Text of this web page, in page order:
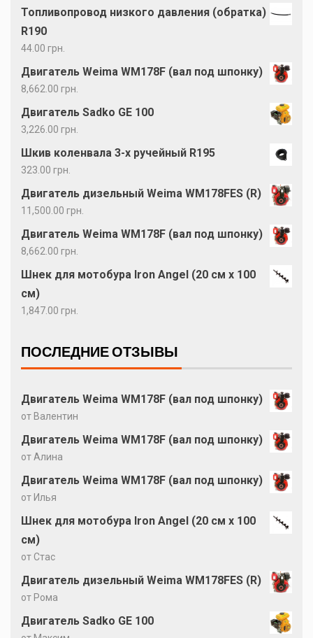
Топливопровод низкого давления (обратка)
R190
44.00 грн.
Двигатель Weima WM178F (вал под шпонку)
8,662.00 грн.
Двигатель Sadko GE 100
3,226.00 грн.
Шкив коленвала 3-х ручейный R195
323.00 грн.
Двигатель дизельный Weima WM178FES (R)
11,500.00 грн.
Двигатель Weima WM178F (вал под шпонку)
8,662.00 грн.
Шнек для мотобура Iron Angel (20 см х 100
см)
1,847.00 грн.
ПОСЛЕДНИЕ ОТЗЫВЫ
Двигатель Weima WM178F (вал под шпонку)
от Валентин
Двигатель Weima WM178F (вал под шпонку)
от Алина
Двигатель Weima WM178F (вал под шпонку)
от Илья
Шнек для мотобура Iron Angel (20 см х 100
см)
от Стас
Двигатель дизельный Weima WM178FES (R)
от Рома
Двигатель Sadko GE 100